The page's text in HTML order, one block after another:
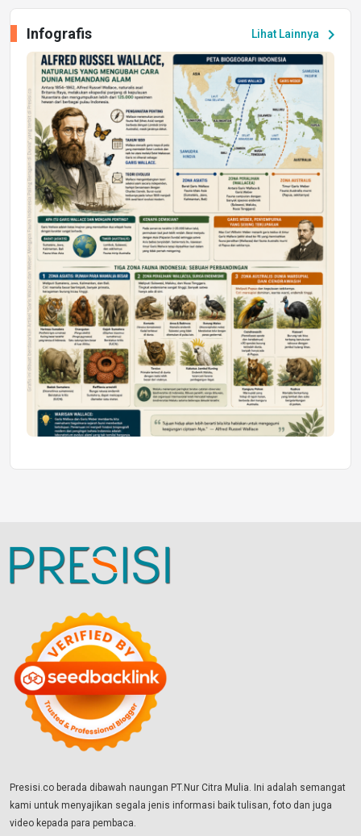
Peluang Kerja dan Magang
Jumat, 17 Jul 2026 22:30
DAERAH
Astra Motor Kalimantan Timur 2 Dukung
Mahasiswa Samarinda dalam Astra
Honda SDGs Future Leaders 2026
Jumat, 10 Jul 2026 19:01
Lihat Lainnya chevron_right
Infografis
Presisi.co berada dibawah naungan PT.Nur Citra Mulia. Ini adalah semangat
kami untuk menyajikan segala jenis informasi baik tulisan, foto dan juga
video kepada para pembaca.